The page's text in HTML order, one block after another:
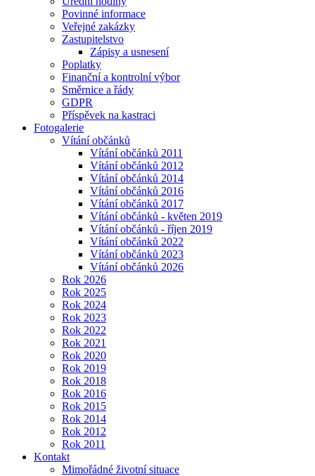
Povinné informace
Veřejné zakázky
Zastupitelstvo
Zápisy a usnesení
Poplatky
Finanční a kontrolní výbor
Směrnice a řády
GDPR
Příspěvek na kastraci
Fotogalerie
Vítání občánků
Vítání občánků 2011
Vítání občánků 2012
Vítání občánků 2014
Vítání občánků 2016
Vítání občánků 2017
Vítání občánků - květen 2019
Vítání občánků - říjen 2019
Vítání občánků 2022
Vítání občánků 2023
Vítání občánků 2026
Rok 2026
Rok 2025
Rok 2024
Rok 2023
Rok 2022
Rok 2021
Rok 2020
Rok 2019
Rok 2018
Rok 2016
Rok 2015
Rok 2014
Rok 2012
Rok 2011
Kontakt
Mimořádné životní situace